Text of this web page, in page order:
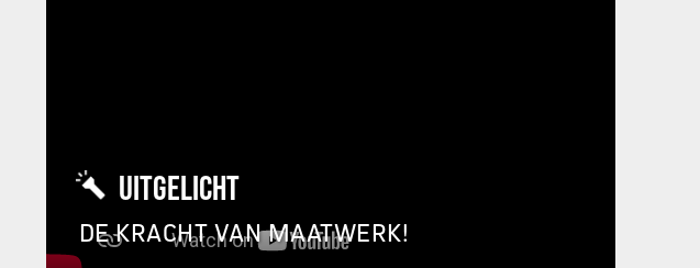
UITGELICHT
DE KRACHT VAN MAATWERK!